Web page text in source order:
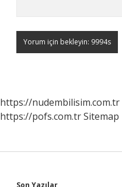
https://nudembilisim.com.tr
https://pofs.com.trSitemap
Son Yazılar